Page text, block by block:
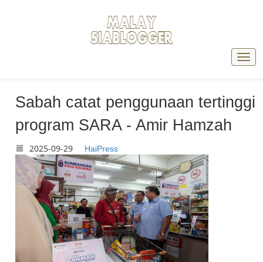
Sabah catat penggunaan tertinggi
program SARA - Amir Hamzah
2025-09-29 HaiPress